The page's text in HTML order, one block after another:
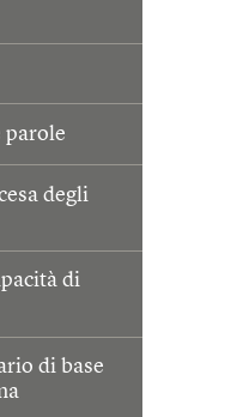
parole
degli
di
di base